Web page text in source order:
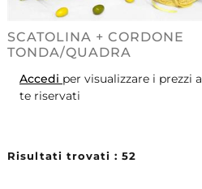
SCATOLINA + CORDONE
TONDA/QUADRA
Accedi per visualizzare i prezzi a
te riservati
Risultati trovati : 52